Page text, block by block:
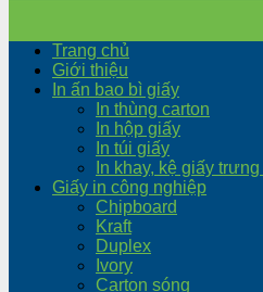
Trang chủ
Giới thiệu
In ấn bao bì giấy
In thùng carton
In hộp giấy
In túi giấy
In khay, kệ giấy
Giấy in công nghiệp
Chipboard
Kraft
Duplex
Ivory
Carton sóng